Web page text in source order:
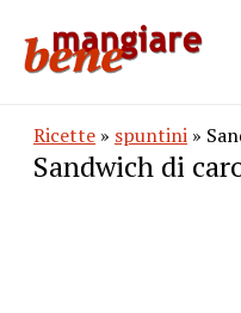
Ricette » spuntini »
Sandwich di